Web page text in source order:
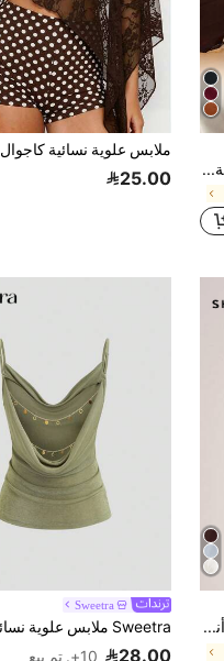
Modelyn ملابس علوية صيفية أنيقة بتصميم دانتيل مرقع وياقة غير متماثلة 25.00
SHEIN BAE ملابس علوية أنيقة للسيدات بأكمام منتفخة مكسرة ذات لون أزرق سادة، ملابس علوية أزرق للسيدات
Sweetra
28.00 10+. تم بيع